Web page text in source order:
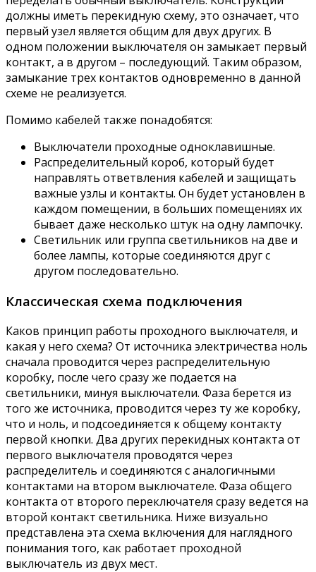
должны иметь перекидную схему, это означает, что
первый узел является общим для двух других. В
одном положении выключателя он замыкает первый
контакт, а в другом – последующий. Таким образом,
замыкание трех контактов одновременно в данной
схеме не реализуется.
Помимо кабелей также понадобятся:
Выключатели проходные одноклавишные.
Распределительный короб, который будет
направлять ответвления кабелей и защищать
важные узлы и контакты. Он будет установлен в
каждом помещении, в больших помещениях их
бывает даже несколько штук на одну лампочку.
Светильник или группа светильников на две и
более лампы, которые соединяются друг с
другом последовательно.
Классическая схема подключения
Каков принцип работы проходного выключателя, и
какая у него схема? От источника электричества ноль
сначала проводится через распределительную
коробку, после чего сразу же подается на
светильники, минуя выключатели. Фаза берется из
того же источника, проводится через ту же коробку,
что и ноль, и подсоединяется к общему контакту
первой кнопки. Два других перекидных контакта от
первого выключателя проводятся через
распределитель и соединяются с аналогичными
контактами на втором выключателе. Фаза общего
контакта от второго переключателя сразу ведется на
второй контакт светильника. Ниже визуально
представлена эта схема включения для наглядного
понимания того, как работает проходной
выключатель из двух мест.